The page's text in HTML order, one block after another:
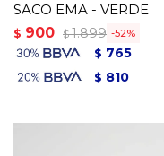
SACO EMA - VERDE
$ 900 $ 1.899 52
$ 765
$ 810